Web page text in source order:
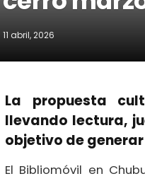
11 abril, 2026
La propuesta
llevando lectura,
objetivo de
El Bibliomóvil en